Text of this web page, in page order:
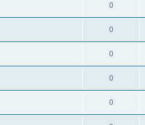
0
0
0
0
0